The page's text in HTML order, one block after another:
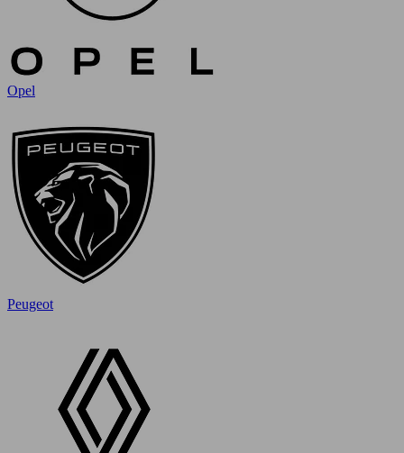
Opel
Peugeot